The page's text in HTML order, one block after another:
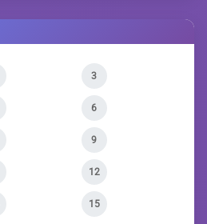
3
6
9
12
15